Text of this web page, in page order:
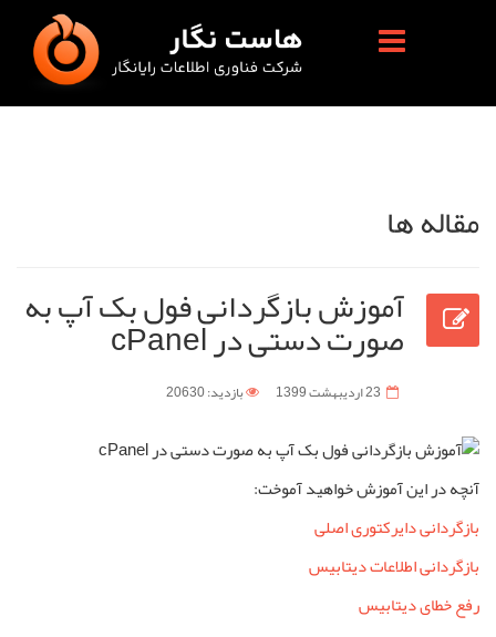
مقاله ها
آموزش بازگردانی فول بک آپ به
صورت دستی در cPanel
23 ارديبهشت 1399 بازدید: 20630
آنچه در این آموزش خواهید آموخت:
بازگردانی دایرکتوری اصلی
بازگردانی اطلاعات دیتابیس
رفع خطای دیتابیس